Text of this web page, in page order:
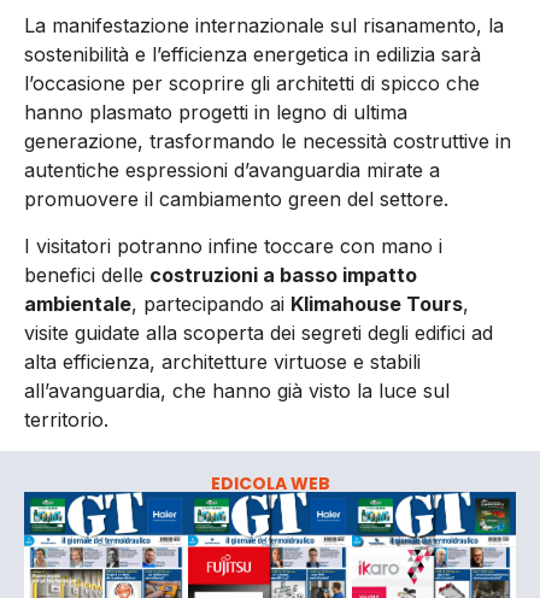
La manifestazione internazionale sul risanamento, la
sostenibilità e l’efficienza energetica in edilizia sarà
l’occasione per scoprire gli architetti di spicco che
hanno plasmato progetti in legno di ultima
generazione, trasformando le necessità costruttive in
autentiche espressioni d’avanguardia mirate a
promuovere il cambiamento green del settore.
I visitatori potranno infine toccare con mano i
benefici delle costruzioni a basso impatto
ambientale, partecipando ai Klimahouse Tours,
visite guidate alla scoperta dei segreti degli edifici ad
alta efficienza, architetture virtuose e stabili
all’avanguardia, che hanno già visto la luce sul
territorio.
EDICOLA WEB